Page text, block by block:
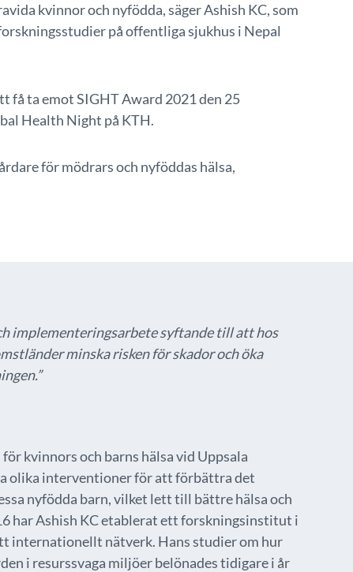
kvinnor och nyfödda, säger Ashish KC, som
på offentliga sjukhus i Nepal
få ta emot SIGHT Award 2021 den 25
Health Night på KTH.
för mödrars och nyföddas hälsa,
implementeringsarbete syftande till att hos
minska risken för skador och öka
kvinnors och barns hälsa vid Uppsala
olika interventioner för att förbättra det
nyfödda barn, vilket lett till bättre hälsa och
har Ashish KC etablerat ett forskningsinstitut i
internationellt nätverk. Hans studier om hur
i resurssvaga miljöer belönades tidigare i år